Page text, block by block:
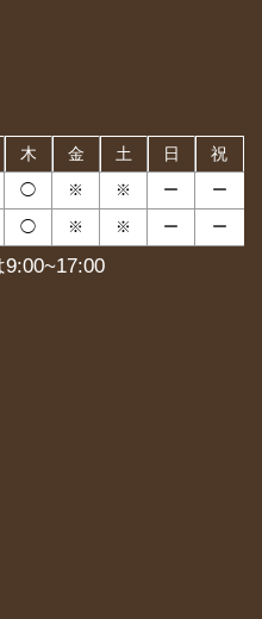
木 金 土 日 祝
◯ ※ ※ ー ー
◯ ※ ※ ー ー